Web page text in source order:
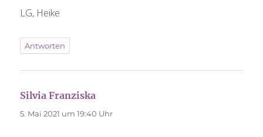
LG, Heike
Antworten
Silvia Franziska
5. Mai 2021 um 19:40 Uhr